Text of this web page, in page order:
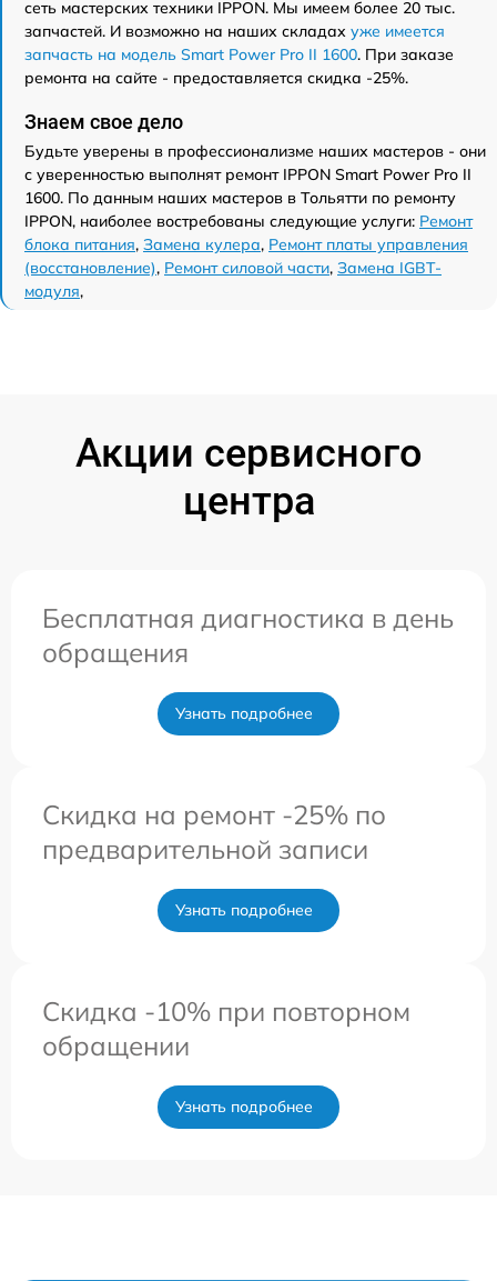
сеть мастерских техники IPPON. Мы имеем более 20 тыс.
запчастей. И возможно на наших складах уже имеется
запчасть на модель Smart Power Pro II 1600. При заказе
ремонта на сайте - предоставляется скидка -25%.
Знаем свое дело
Будьте уверены в профессионализме наших мастеров - они
с уверенностью выполнят ремонт IPPON Smart Power Pro II
1600. По данным наших мастеров в Тольятти по ремонту
IPPON, наиболее востребованы следующие услуги: Ремонт
блока питания, Замена кулера, Ремонт платы управления
(восстановление), Ремонт силовой части, Замена IGBT-
модуля,
Акции сервисного
центра
Бесплатная диагностика в день
обращения
Узнать подробнее
Скидка на ремонт -25% по
предварительной записи
Узнать подробнее
Скидка -10% при повторном
обращении
Узнать подробнее